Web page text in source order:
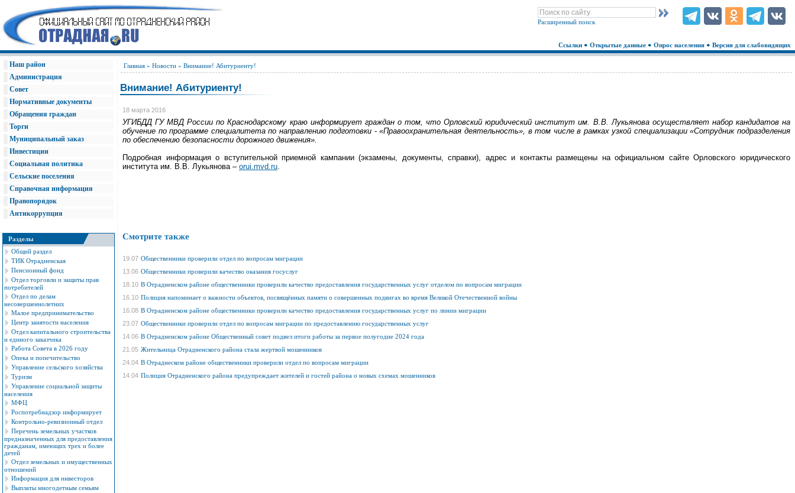
Расширенный поиск
Ссылки Открытые данные Опрос населения Версия для слабовидящих
Наш район
Администрация
Совет
Нормативные документы
Обращения граждан
Торги
Муниципальный заказ
Инвестиции
Социальная политика
Сельские поселения
Справочная информация
Правопорядок
Антикоррупция
Разделы
Общий раздел
ТИК Отрадненская
Пенсионный фонд
Отдел торговли и защиты прав
потребителей
Отдел по делам
несовершеннолетних
Малое предпринимательство
Центр занятости населения
Отдел капитального строительства
и единого заказчика
Работа Совета в 2026 году
Опека и попечительство
Управление сельского хозяйства
Туризм
Управление социальной защиты
населения
МФЦ
Роспотребнадзор информирует
Контрольно-ревизионный отдел
Перечень земельных участков
предназначенных для предоставления
гражданам, имеющих трех и более
детей
Отдел земельных и имущественных
отношений
Информация для инвесторов
Выплаты многодетным семьям
Главная » Новости » Внимание! Абитуриенту!
Внимание! Абитуриенту!
18 марта 2016
УГИБДД ГУ МВД России по Краснодарскому краю информирует граждан о том, что Орловский юридический институт им. В.В. Лукьянова осуществляет набор кандидатов на
обучение по программе специалитета по направлению подготовки - «Правоохранительная деятельность», в том числе в рамках узкой специализации «Сотрудник подразделения
по обеспечению безопасности дорожного движения».
Подробная информация о вступительной приемной кампании (экзамены, документы, справки), адрес и контакты размещены на официальном сайте Орловского юридического
института им. В.В. Лукьянова – orui.mvd.ru.
Смотрите также
19.07 Общественники проверили отдел по вопросам миграции
13.06 Общественники проверили качество оказания госуслуг
18.10 В Отрадненском районе общественники проверили качество предоставления государственных услуг отделом по вопросам миграции
16.10 Полиция напоминает о важности объектов, посвящённых памяти о совершенных подвигах во время Великой Отечественной войны
16.08 В Отрадненском районе общественники проверили качество предоставления государственных услуг по линии миграции
23.07 Общественники проверили отдел по вопросам миграции по предоставлению государственных услуг
14.06 В Отрадненском районе Общественный совет подвел итоги работы за первое полугодие 2024 года
21.05 Жительница Отрадненского района стала жертвой мошенников
24.04 В Отраднеском районе общественники проверили отдел по вопросам миграции
14.04 Полиция Отрадненского района предупреждает жителей и гостей района о новых схемах мошенников